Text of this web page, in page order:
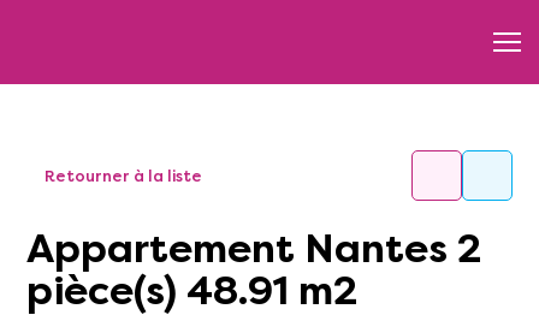
Retourner à la liste
Appartement Nantes 2
pièce(s) 48.91 m2